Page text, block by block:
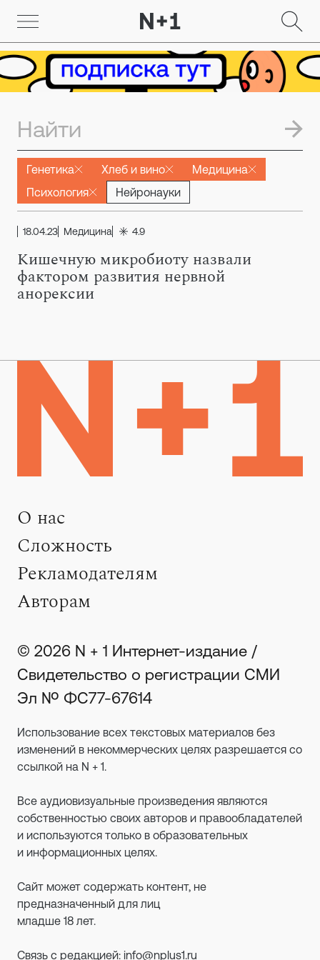
Генетика Хлеб и вино
Медицина
Психология
Нейронауки
18.04.23 Медицина 4.9
Кишечную микробиоту назвали
фактором развития нервной
анорексии
О нас
Сложность
Рекламодателям
Авторам
© 2026 N + 1 Интернет-издание /
Свидетельство о регистрации СМИ
Эл № ФС77-67614
Использование всех текстовых материалов без
изменений в некоммерческих целях разрешается со
ссылкой на N + 1.
Все аудиовизуальные произведения являются
собственностью своих авторов и правообладателей
и используются только в образовательных
и информационных целях.
Сайт может содержать контент, не
предназначенный для лиц
младше 18 лет.
Связь с редакцией: info@nplus1.ru